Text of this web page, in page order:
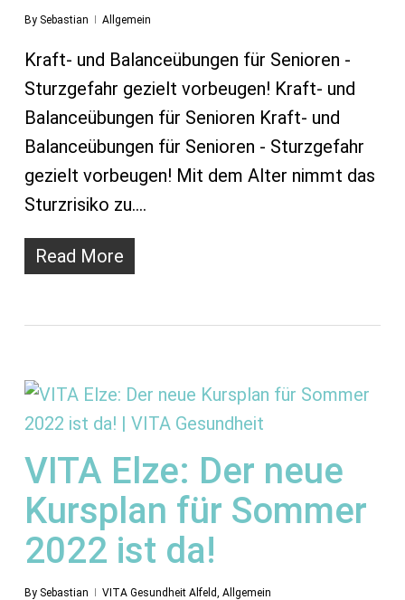
By Sebastian Allgemein
Kraft- und Balanceübungen für Senioren -
Sturzgefahr gezielt vorbeugen! Kraft- und
Balanceübungen für Senioren Kraft- und
Balanceübungen für Senioren - Sturzgefahr
gezielt vorbeugen! Mit dem Alter nimmt das
Sturzrisiko zu.…
Read More
VITA Elze: Der neue
Kursplan für Sommer
2022 ist da!
By Sebastian VITA Gesundheit Alfeld Allgemein